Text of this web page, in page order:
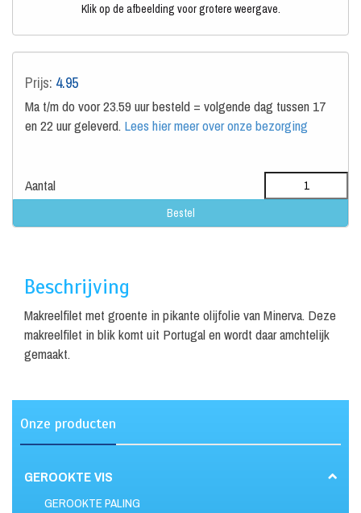
Klik op de afbeelding voor grotere weergave.
Prijs: 4.95
Ma t/m do voor 23.59 uur besteld = volgende dag tussen 17
en 22 uur geleverd. Lees hier meer over onze bezorging
Aantal
Beschrijving
Makreelfilet met groente in pikante olijfolie van Minerva. Deze
makreelfilet in blik komt uit Portugal en wordt daar amchtelijk
gemaakt.
Onze producten
GEROOKTE VIS
GEROOKTE PALING